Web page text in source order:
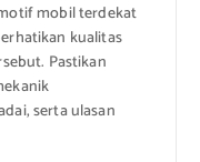
mobil terdekat
kualitas
Pastikan
serta ulasan